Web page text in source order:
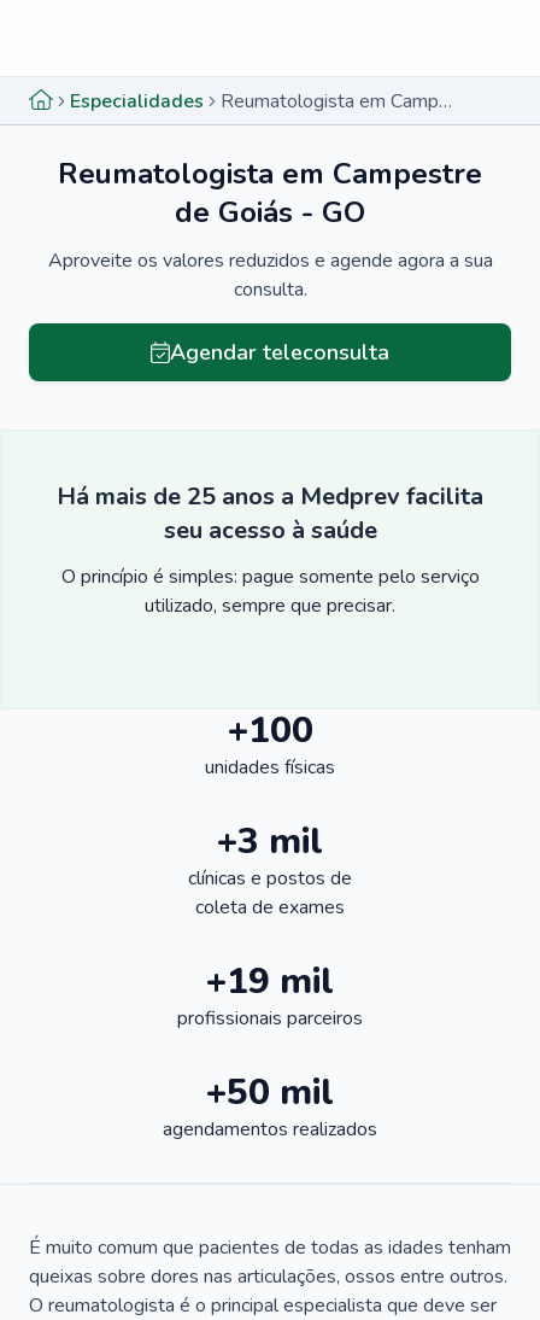
Especialidades Reumatologista em Campestre de Goiás - GO
Reumatologista em Campestre
de Goiás - GO
Aproveite os valores reduzidos e agende agora a sua
consulta.
Agendar teleconsulta
Há mais de 25 anos a Medprev facilita
seu acesso à saúde
O princípio é simples: pague somente pelo serviço
utilizado, sempre que precisar.
+100
unidades físicas
+3 mil
clínicas e postos de
coleta de exames
+19 mil
profissionais parceiros
+50 mil
agendamentos realizados
É muito comum que pacientes de todas as idades tenham
queixas sobre dores nas articulações, ossos entre outros.
O reumatologista é o principal especialista que deve ser